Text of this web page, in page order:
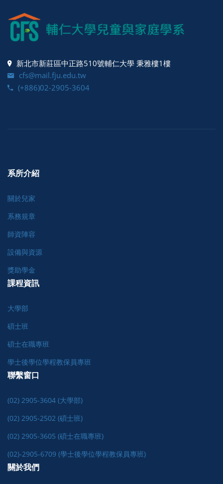
新北市新莊區中正路510號輔仁大學 秉雅樓1樓
cfs@mail.fju.edu.tw
(+886)02-2905-3604
系所介紹
關於兒家
系務規章
師資陣容
設備與資源
獎助學金
課程資訊
大學部
碩士班
碩士在職專班
學士後學位學程教保員專班
聯繫窗口
(02) 2905-3604 (大學部)
(02) 2905-2502 (碩士班)
(02) 2905-3605 (碩士在職專班)
(02)-2905-6709 (學士後學位學程教保員專班)
關於我們